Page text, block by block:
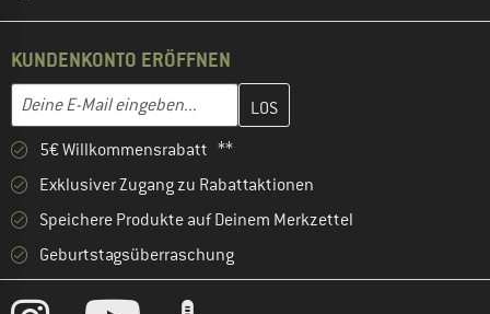
KUNDENKONTO ERÖFFNEN
E-Mail-Adresse
Gib hier deine E-Mail-Adresse ein und erstelle im nächsten
5€ Willkommensrabatt **
Exklusiver Zugang zu Rabattaktionen
Speichere Produkte auf Deinem Merkzettel
Geburtstagsüberraschung